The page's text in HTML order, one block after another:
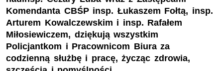
Komendanta CBŚP insp. Łukaszem Fołtą, insp.
Arturem Kowalczewskim i insp. Rafałem
Miłosiewiczem, dziękują wszystkim
Policjantkom i Pracownicom Biura za
codzienną służbę i pracę, życząc zdrowia,